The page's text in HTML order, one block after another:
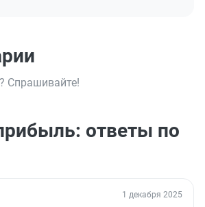
Спрашивайте!
ответы по
1 декабря 2025